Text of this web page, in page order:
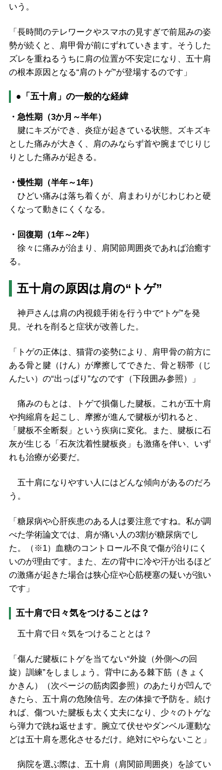
いう。
「長時間のテレワークやスマホの見すぎで前屈みの姿
勢が続くと、肩甲骨が前にずれていきます。そうした
ズレを重ねるうちに肩の位置が不安定になり、五十肩
の根本原因となる“肩のトゲ”が登場するのです」
●「五十肩」の一般的な経緯
・急性期（3か月～半年）
腱にキズができ、炎症が起きている状態。ズキズキ
とした痛みが大きく、肩のみならず首や腕までじりじ
りとした痛みが起きる。
・慢性期（半年～1年）
ひどい痛みは落ち着くが、肩まわりがじわじわと硬
くなって動きにくくなる。
・回復期（1年～2年）
徐々に痛みが治まり、肩関節周囲炎であれば治癒す
る。
五十肩の原因は肩の“トゲ”
神戸さんは肩の内視鏡手術を行う中で“トゲ”を発
見。それを削ると症状が改善した。
「トゲの正体は、猫背の姿勢により、肩甲骨の前方に
ある骨と腱（けん）が摩擦してできた、骨と靱帯（じ
んたい）の“出っぱり”なのです（下段囲み参照）」
痛みのもとは、トゲで損傷した腱板。これが五十肩
や拘縮肩を起こし、摩擦が進んで腱板が切れると、
「腱板不全断裂」という疾病に変化。また、腱板に石
灰が生じる「石灰沈着性腱板炎」も激痛を伴い、いず
れも治療が必要だ。
五十肩になりやすい人にはどんな傾向があるのだろ
う。
「糖尿病や心肝疾患のある人は要注意ですね。私が調
べた学術論文では、肩が痛い人の3割が糖尿病でし
た。（※1）血糖のコントロール不良で傷が治りにく
いのが理由です。また、左の背中に冷や汗が出るほど
の激痛が起きた場合は狭心症や心筋梗塞の疑いが強い
です」
五十肩で日々気をつけることは？
五十肩で日々気をつけることとは？
「傷んだ腱板にトゲを当てない“外旋（外側への回
旋）訓練”をしましょう。背中にある棘下筋（きょく
かきん）（次ページの筋肉図参照）のあたりが凹んで
きたら、五十肩の危険信号。左の体操で予防を。続け
れば、傷ついた腱板も太く丈夫になり、少々のトゲな
ら弾力で跳ね返せます。腕立て伏せやダンベル運動な
どは五十肩を悪化させるだけ。絶対にやらないこと」
病院を選ぶ際は、五十肩（肩関節周囲炎）を診てい